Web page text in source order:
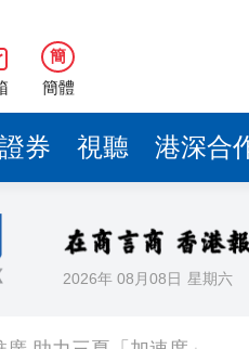
簡
簡體
證券 視聽 港深合
2026年 08月08日 星期六
校：校企定製搭平台 苦練
倒計時開啟 利空出盡後的
鎮：綠茵逐夢綻芳華
城風采 敘滬港情誼
勳現身台北電腦展 坐地上